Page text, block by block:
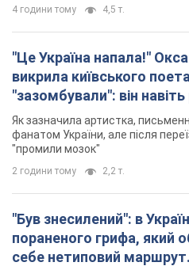
4 години тому 4,5 т.
"Це Україна напала!"
викрила київського
"зазомбували": він навіть
не знав, а тепер хоче
українців
Як зазначила артистка,
фанатом України, але після
"промили мозок"
2 години тому 2,2 т.
"Був знесилений": в
пораненого грифа, який
себе нетиповий